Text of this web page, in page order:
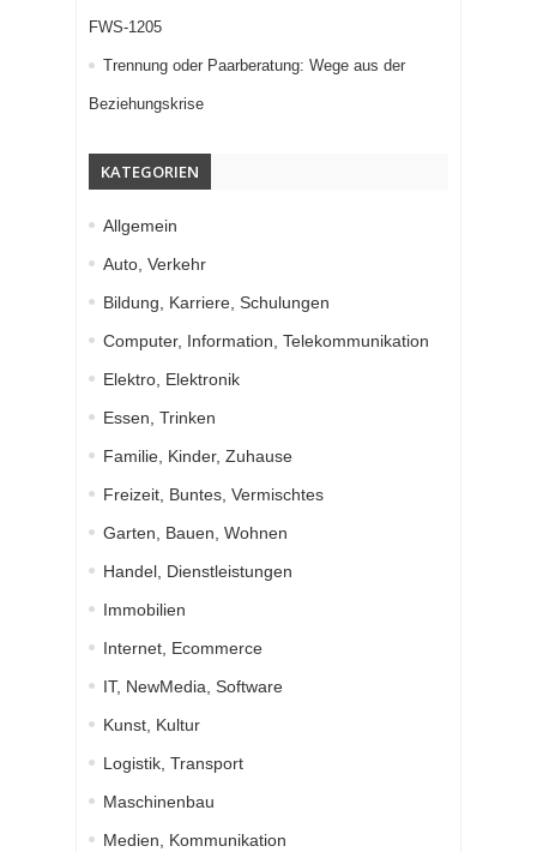
FWS-1205
Trennung oder Paarberatung: Wege aus der
Beziehungskrise
KATEGORIEN
Allgemein
Auto, Verkehr
Bildung, Karriere, Schulungen
Computer, Information, Telekommunikation
Elektro, Elektronik
Essen, Trinken
Familie, Kinder, Zuhause
Freizeit, Buntes, Vermischtes
Garten, Bauen, Wohnen
Handel, Dienstleistungen
Immobilien
Internet, Ecommerce
IT, NewMedia, Software
Kunst, Kultur
Logistik, Transport
Maschinenbau
Medien, Kommunikation